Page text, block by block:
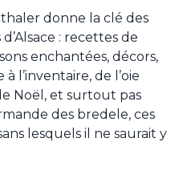
donne la clé des
: recettes de
enchantées, décors,
l’inventaire, de l’oie
Noël, et surtout pas
des bredele, ces
lesquels il ne saurait y